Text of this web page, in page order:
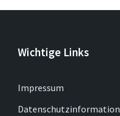
Wichtige Links
Impressum
Datenschutzinformation